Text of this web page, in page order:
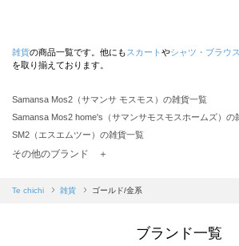
雑貨の商品一覧です。他にも スカート やシャツ・ブラウス
を取り揃えております。
Samansa Mos2（サマンサ モスモス）の雑貨一覧
Samansa Mos2 home's（サマンサモスモスホームズ）の
SM2（エスエムツー）の雑貨一覧
TSUHARU by Samansa Mos2（ツハルバイサマンサモス
Samansa Mos2 blue（サマンサモスモス ブルー）の雑貨
sō4ū（ソウフォーユー）の雑貨一覧
その他のブランド ＋
Te chichi 雑貨 ゴールド/金系
ブランド一覧